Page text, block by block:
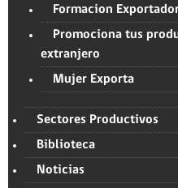
Formacion
Promociona tus
extranjero
Mujer Exporta
Sectores Productivos
Biblioteca
Noticias